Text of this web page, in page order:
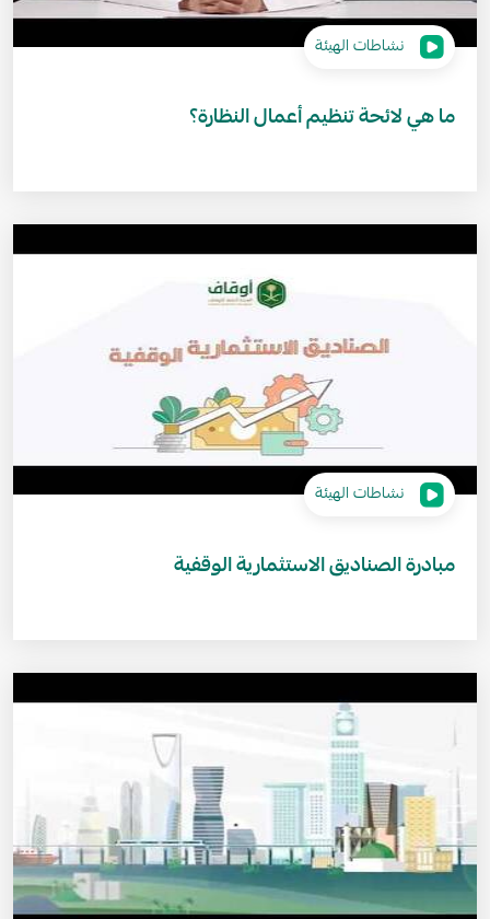
نشاطات الهيئة
ما هي لائحة تنظيم أعمال النظارة؟
نشاطات الهيئة
مبادرة الصناديق الاستثمارية الوقفية